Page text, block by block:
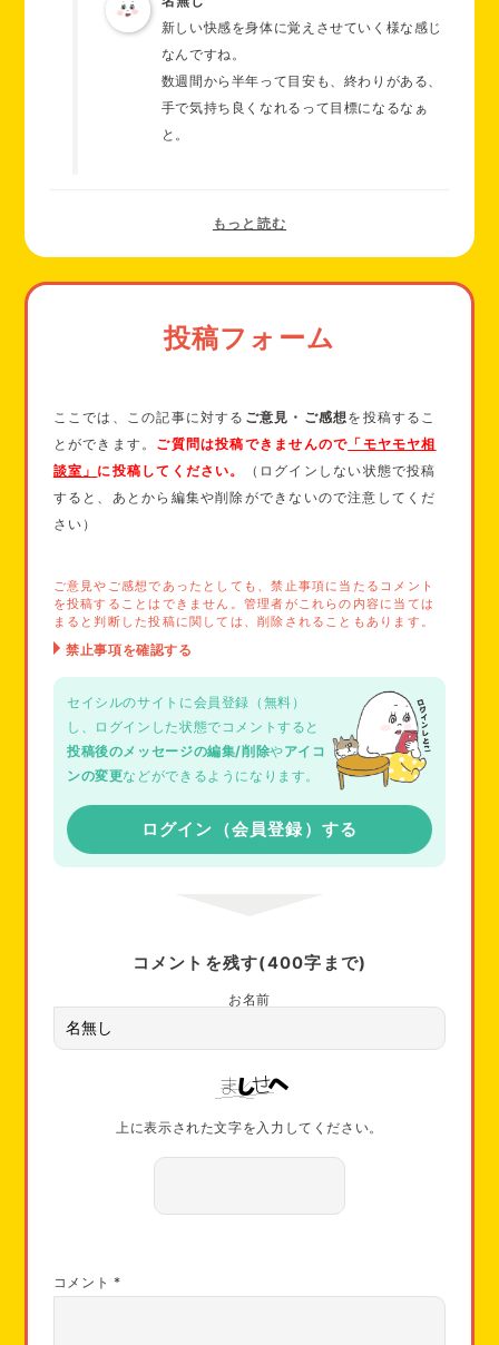
新しい快感を身体に覚えさせていく様な感じ
なんですね。
数週間から半年って目安も、終わりがある、
手で気持ち良くなれるって目標になるなぁ
と。
投稿フォーム
ここでは、この記事に対する ご意見・ご感想を投稿するこ
とができます。 ご質問は投稿できませんので 「モヤモヤ相
談室」 に投稿してください。
（ログインしない状態で投稿
すると、あとから編集や削除ができないので注意してくだ
さい）
ご意見やご感想であったとしても、禁止事項に当たるコメント
を投稿することはできません。管理者がこれらの内容に当ては
まると判断した投稿に関しては、削除されることもあります。
セイシルのサイトに会員登録（無料）
し、ログインした状態でコメントすると
投稿後のメッセージの編集/削除やアイコ
ンの変更などができるようになります。
ログイン（会員登録）する
コメントを残す(400字まで)
お名前
上に表示された文字を入力してください。
コメント *